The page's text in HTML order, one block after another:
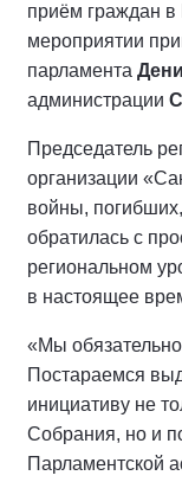
приём граждан в
мероприятии
парламента
администрации
Председатель
организации
войны,
обратилась с
региональном
в настоящее
«Мы
Постараемся
инициативу не
Собрания, но и
Парламентской